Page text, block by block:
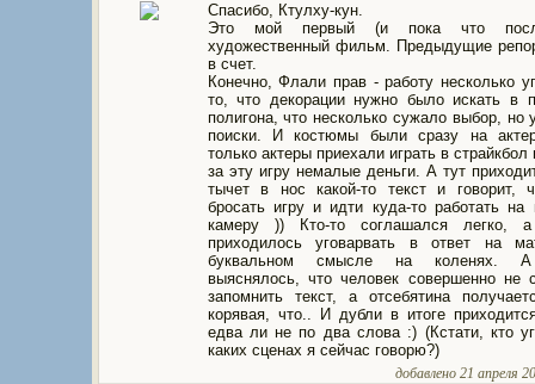
Спасибо, Ктулху-кун.
Это мой первый (и пока что
художественный фильм. Предыдущие
в счет.
Конечно, Флали прав - работу несколько
то, что декорации нужно было искать в
полигона, что несколько сужало выбор, но
поиски. И костюмы были сразу на
только актеры приехали играть в страйкбол
за эту игру немалые деньги. А тут
тычет в нос какой-то текст и говорит,
бросать игру и идти куда-то работать на
камеру )) Кто-то соглашался легко, а
приходилось уговарвать в ответ на
буквальном смысле на коленях.
выяснялось, что человек совершенно не
запомнить текст, а отсебятина
корявая, что.. И дубли в итоге
едва ли не по два слова :) (Кстати, кто
каких сценах я сейчас говорю?)
добавлено 21 апреля